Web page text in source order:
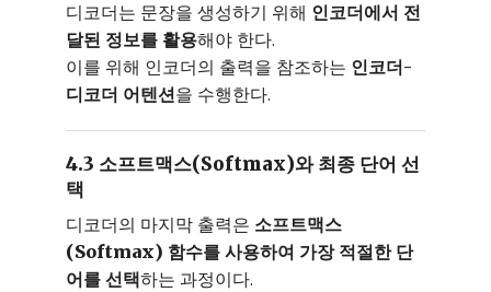
디코더는 문장을 생성하기 위해 인코더에서 전
달된 정보를 활용해야 한다.
이를 위해 인코더의 출력을 참조하는 인코더-
디코더 어텐션을 수행한다.
4.3 소프트맥스(Softmax)와 최종 단어 선
택
디코더의 마지막 출력은 소프트맥스
(Softmax) 함수를 사용하여 가장 적절한 단
어를 선택하는 과정이다.